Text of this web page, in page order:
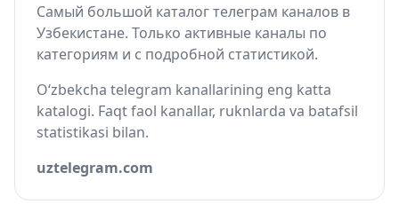
Самый большой каталог телеграм каналов в
Узбекистане. Только активные каналы по
категориям и с подробной статистикой.
O‘zbekcha telegram kanallarining eng katta
katalogi. Faqt faol kanallar, ruknlarda va batafsil
statistikasi bilan.
uztelegram.com